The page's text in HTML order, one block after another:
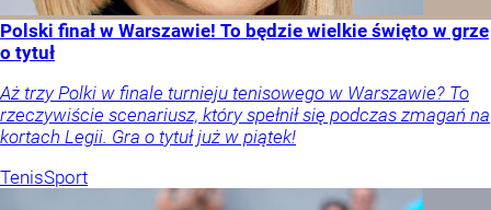
Polski finał w Warszawie! To będzie wielkie święto w grze
o tytuł
Aż trzy Polki w finale turnieju tenisowego w Warszawie? To
rzeczywiście scenariusz, który spełnił się podczas zmagań na
kortach Legii. Gra o tytuł już w piątek!
TenisSport